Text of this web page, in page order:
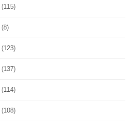
(115)
(8)
(123)
(137)
(114)
(108)